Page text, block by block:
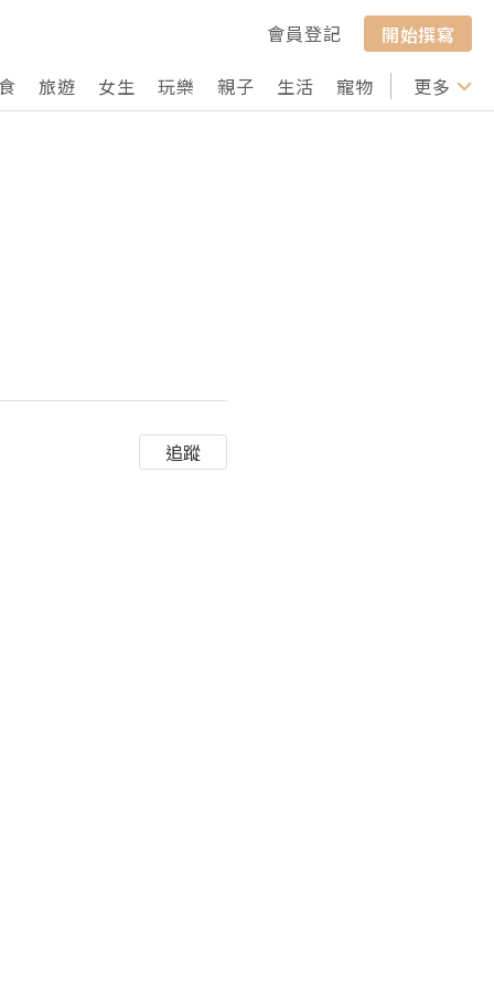
會員登記
開始撰寫
旅遊 女生 玩樂 親子 生活 寵物 行山 打卡
更多
追蹤